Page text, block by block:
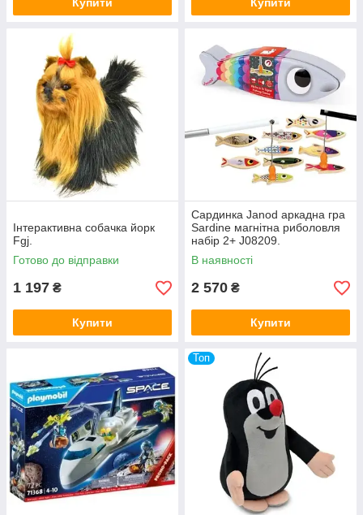
Інтерактивна собачка йорк
Fgj.
Готово до відправки
1 197 ₴
Купити
Сардинка Janod аркадна гра
Sardine магнітна риболовля
набір 2+ J08209.
В наявності
2 570 ₴
Купити
Топ